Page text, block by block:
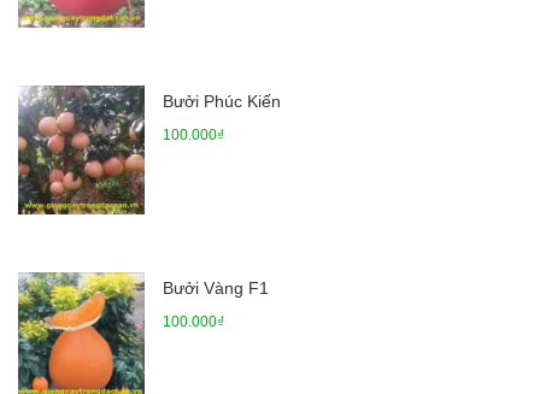
Bưởi Phúc Kiến
100.000₫
Bưởi Vàng F1
100.000₫